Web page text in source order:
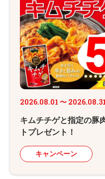
2026.08.01 〜 2026.08.31
キムチチゲと指定の豚
トプレゼント！
キャンペーン